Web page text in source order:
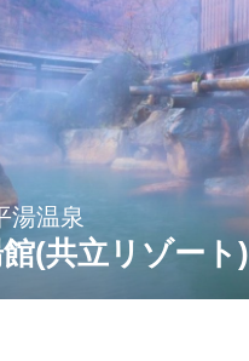
湯温泉
(共立リゾート)